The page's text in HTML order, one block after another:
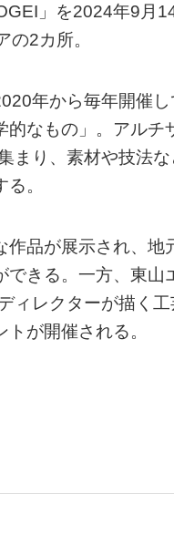
」を2024年9月
2カ所。
年から毎年開催
なもの」。アルチ
まり、素材や技法な
。
作品が展示され、地
できる。一方、東山
ィレクターが描く工
が開催される。